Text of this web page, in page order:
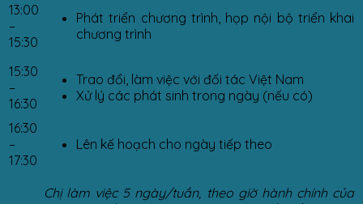
13:00
–
15:30
Phát triển chương trình, họp nội bộ triển khai
chương trình
15:30
–
16:30
Trao đổi, làm việc với đối tác Việt Nam
Xử lý các phát sinh trong ngày (nếu có)
16:30
–
17:30
Lên kế hoạch cho ngày tiếp theo
Chị làm việc 5 ngày/tuần, theo giờ hành chính của